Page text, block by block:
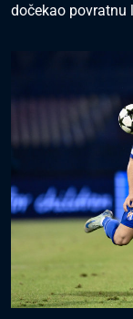
dočekao povratnu